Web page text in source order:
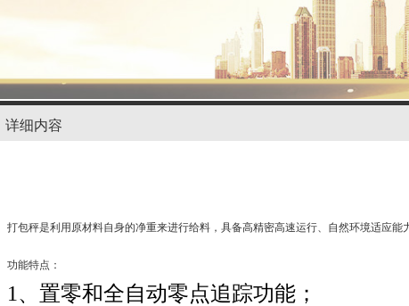
详细内容
打包秤是利用原材料自身的净重来进行给料，具备高精密高速运行、自然环境适应
功能特点：
1、置零和全自动零点追踪功能；